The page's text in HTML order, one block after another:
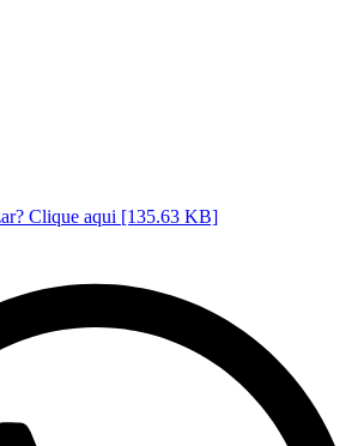
Clique aqui [135.63 KB]